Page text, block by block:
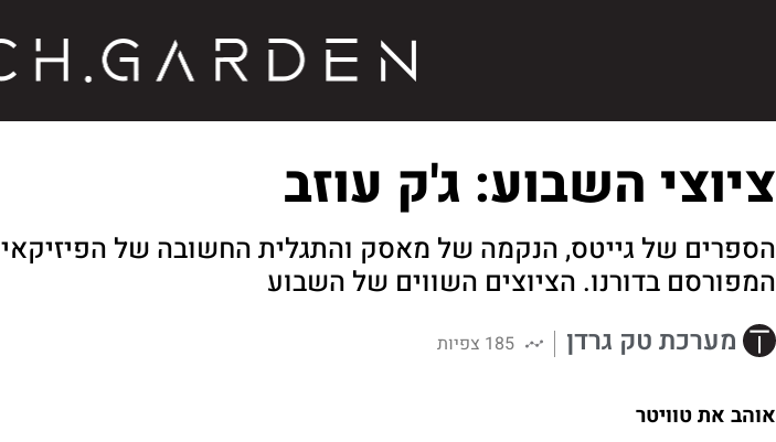
ציוצי השבוע: ג'ק עוזב
הספרים של גייטס, הנקמה של מאסק והתגלית החשובה של הפיזיקאי
המפורסם בדורנו. הציוצים השווים של השבוע
מערכת טק גרדן 185 צפיות
אוהב את טוויטר